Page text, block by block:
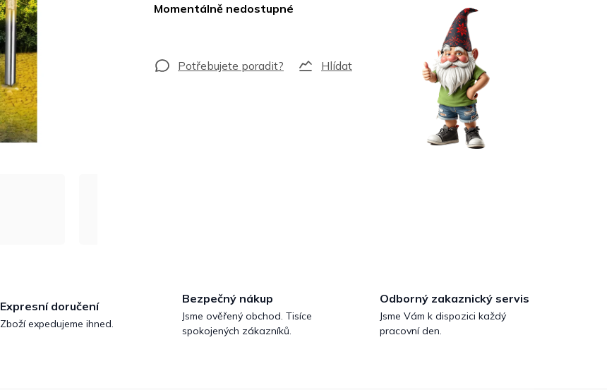
Momentálně nedostupné
Hlídat
Expresní doručení
Zboží expedujeme ihned.
Bezpečný nákup
Jsme ověřený obchod. Tisíce
spokojených zákazníků.
Odborný zakaznický servis
Jsme Vám k dispozici každý
pracovní den.